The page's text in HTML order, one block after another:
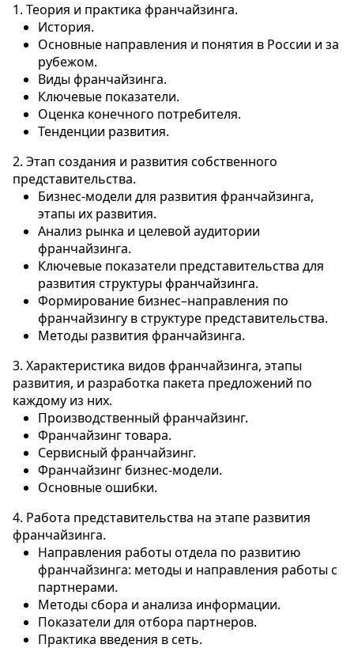
1. Теория и практика франчайзинга.
История.
Основные направления и понятия в России и за
рубежом.
Виды франчайзинга.
Ключевые показатели.
Оценка конечного потребителя.
Тенденции развития.
2. Этап создания и развития собственного
представительства.
Бизнес-модели для развития франчайзинга,
этапы их развития.
Анализ рынка и целевой аудитории
франчайзинга.
Ключевые показатели представительства для
развития структуры франчайзинга.
Формирование бизнес–направления по
франчайзингу в структуре представительства.
Методы развития франчайзинга.
3. Характеристика видов франчайзинга, этапы
развития, и разработка пакета предложений по
каждому из них.
Производственный франчайзинг.
Франчайзинг товара.
Сервисный франчайзинг.
Франчайзинг бизнес-модели.
Основные ошибки.
4. Работа представительства на этапе развития
франчайзинга.
Направления работы отдела по развитию
франчайзинга: методы и направления работы с
партнерами.
Методы сбора и анализа информации.
Показатели для отбора партнеров.
Практика введения в сеть.